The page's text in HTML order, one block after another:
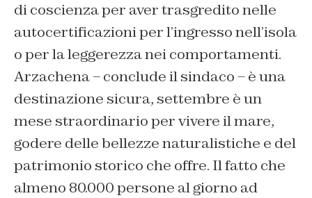
di coscienza per aver trasgredito nelle
autocertificazioni per l’ingresso nell’isola
o per la leggerezza nei comportamenti.
Arzachena – conclude il sindaco – è una
destinazione sicura, settembre è un
mese straordinario per vivere il mare,
godere delle bellezze naturalistiche e del
patrimonio storico che offre. Il fatto che
almeno 80.000 persone al giorno ad